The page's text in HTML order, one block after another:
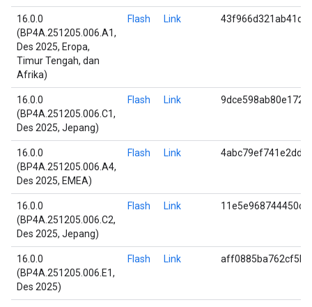
16.0.0
(BP4A.251205.006.A1,
Des 2025, Eropa,
Timur Tengah, dan
Afrika)
Flash Link
16.0.0
(BP4A.251205.006.C1,
Des 2025, Jepang)
Flash Link
16.0.0
(BP4A.251205.006.A4,
Des 2025, EMEA)
Flash Link
16.0.0
(BP4A.251205.006.C2,
Des 2025, Jepang)
Flash Link
16.0.0
(BP4A.251205.006.E1,
Des 2025)
Flash Link